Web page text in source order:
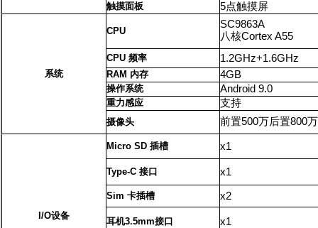
触摸面板 5点触摸屏
系统
CPU
SC9863A
八核Cortex A55
CPU 频率 1.2GHz+1.6GHz
RAM 内存 4GB
操作系统 Android 9.0
重力感应 支持
摄像头 前置500万后置800万
I/O设备
Micro SD 插槽 x1
Type-C 接口 x1
Sim 卡插槽 x2
耳机3.5mm接口 x1